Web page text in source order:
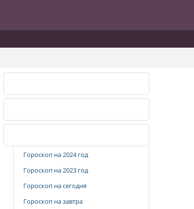
Гороскоп на 2024 год
Гороскоп на 2023 год
Гороскоп на сегодня
Гороскоп на завтра